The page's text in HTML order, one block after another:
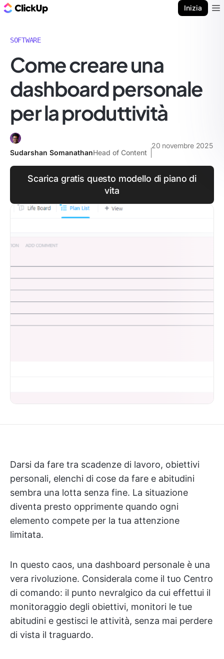
Inizia
SOFTWARE
Come creare una
dashboard personale
per la produttività
Sudarshan SomanathanHead of Content
20 novembre 2025
Scarica gratis questo modello di piano di
vita
Darsi da fare tra scadenze di lavoro, obiettivi
personali, elenchi di cose da fare e abitudini
sembra una lotta senza fine. La situazione
diventa presto opprimente quando ogni
elemento compete per la tua attenzione
limitata.
In questo caos, una dashboard personale è una
vera rivoluzione. Considerala come il tuo Centro
di comando: il punto nevralgico da cui effettui il
monitoraggio degli obiettivi, monitori le tue
abitudini e gestisci le attività, senza mai perdere
di vista il traguardo.